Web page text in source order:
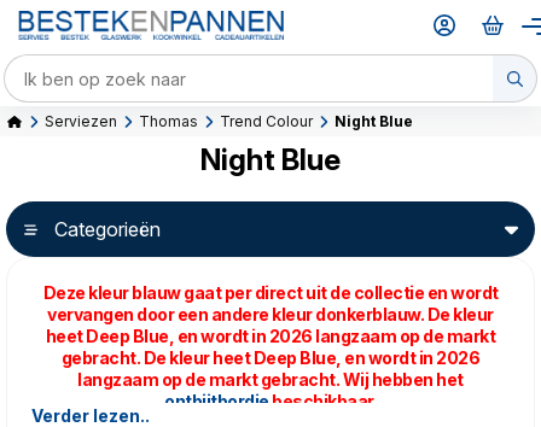
Serviezen Thomas Trend Colour Night Blue
Night Blue
Categorieën
Deze kleur blauw gaat per direct uit de collectie en wordt
vervangen door een andere kleur donkerblauw. De kleur
heet Deep Blue, en wordt in 2026 langzaam op de markt
gebracht. De kleur heet Deep Blue, en wordt in 2026
langzaam op de markt gebracht. Wij hebben het
ontbijtbordje beschikbaar.
Verder lezen..